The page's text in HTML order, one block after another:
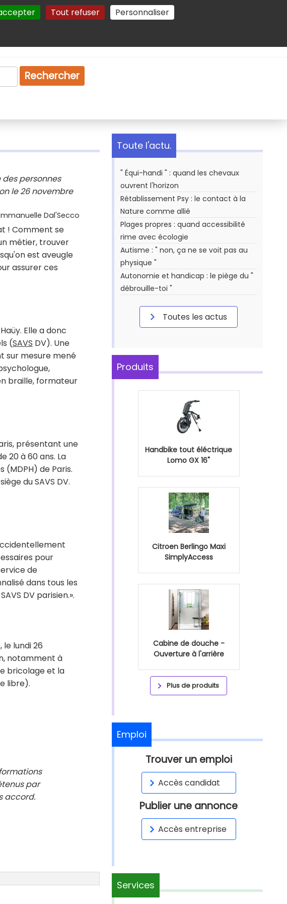
Tout refuser Personnaliser
Plan du site Gestion des cookies
Rechercher
personnes
le 26 novembre
Dal'Secco
! Comment se
métier, trouver
est aveugle
assurer ces
Elle a donc
(SAVS DV). Une
sur mesure mené
braille, formateur
présentant une
20 à 60 ans. La
de Paris.
du SAVS DV.
pour
de
dans tous les
DV parisien.».
le lundi 26
notamment à
bricolage et la
libre).
par
accord.
Toute l'actu.
" Équi-handi " : quand les chevaux
ouvrent l'horizon
Rétablissement Psy : le contact à la
Nature comme allié
Plages propres : quand accessibilité
rime avec écologie
Autisme : " non, ça ne se voit pas au
physique "
Autonomie et handicap : le piège du "
débrouille-toi "
Toutes les actus
Produits
Handbike tout éléctrique
Lomo GX 16"
Citroen Berlingo Maxi
SimplyAccess
Cabine de douche -
Ouverture à l'arrière
Plus de produits
Emploi
Trouver un emploi
Accès candidat
Publier une annonce
Accès entreprise
Services